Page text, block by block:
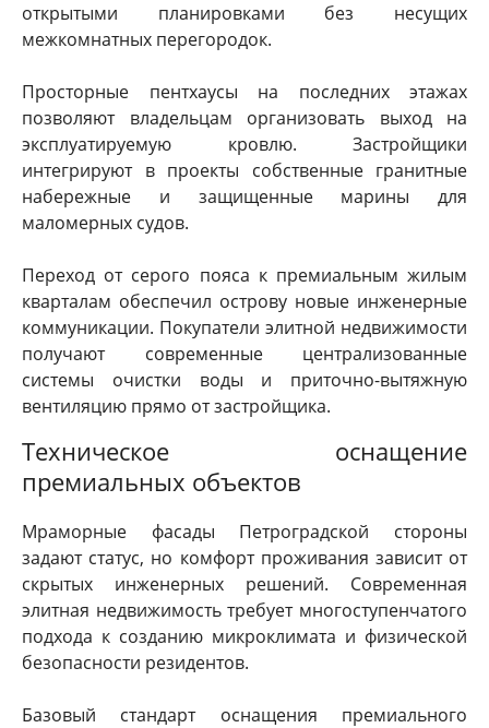
открытыми планировками без несущих
межкомнатных перегородок.
Просторные пентхаусы на последних этажах
позволяют владельцам организовать выход на
эксплуатируемую кровлю. Застройщики
интегрируют в проекты собственные гранитные
набережные и защищенные марины для
маломерных судов.
Переход от серого пояса к премиальным жилым
кварталам обеспечил острову новые инженерные
коммуникации. Покупатели элитной недвижимости
получают современные централизованные
системы очистки воды и приточно-вытяжную
вентиляцию прямо от застройщика.
Техническое оснащение
премиальных объектов
Мраморные фасады Петроградской стороны
задают статус, но комфорт проживания зависит от
скрытых инженерных решений. Современная
элитная недвижимость требует многоступенчатого
подхода к созданию микроклимата и физической
безопасности резидентов.
Базовый стандарт оснащения премиального